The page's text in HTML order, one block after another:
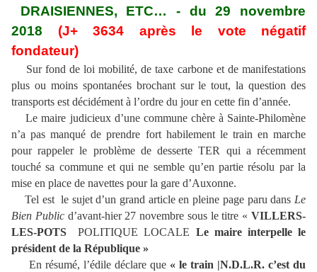
DRAISIENNES, ETC… - du 29 novembre
2018 (J+ 3634 après le vote négatif
fondateur)
Sur fond de loi mobilité, de taxe carbone et de manifestations
plus ou moins spontanées brochant sur le tout, la question des
transports est décidément à l’ordre du jour en cette fin d’année.
Le maire judicieux d’une commune chère à Sainte-Philomène
n’a pas manqué de prendre fort habilement le train en marche
pour rappeler le problème de desserte TER qui a récemment
touché sa commune et qui ne semble qu’en partie résolu par la
mise en place de navettes pour la gare d’Auxonne.
Tel est le sujet d’un grand article en pleine page paru dans Le
Bien Public d’avant-hier 27 novembre sous le titre «VILLERS-
LES-POTS
POLITIQUE LOCALE Le maire interpelle le
président de la République »
En résumé, l’édile déclare que « le train |N.D.L.R. c’est du